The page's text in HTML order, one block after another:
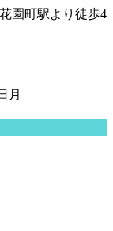
園町駅より徒歩4
月